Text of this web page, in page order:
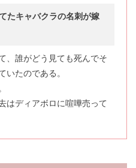
たキャバクラの名刺が嫁
、誰がどう見ても死んでそ
いたのである。
はディアボロに喧嘩売って